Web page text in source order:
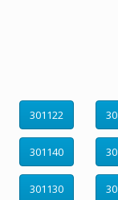
301122
301140
301130